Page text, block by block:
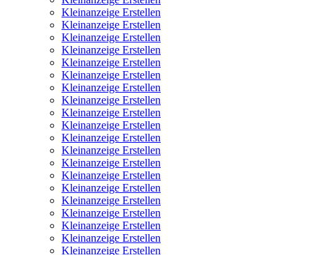
Kleinanzeige Erstellen
Kleinanzeige Erstellen
Kleinanzeige Erstellen
Kleinanzeige Erstellen
Kleinanzeige Erstellen
Kleinanzeige Erstellen
Kleinanzeige Erstellen
Kleinanzeige Erstellen
Kleinanzeige Erstellen
Kleinanzeige Erstellen
Kleinanzeige Erstellen
Kleinanzeige Erstellen
Kleinanzeige Erstellen
Kleinanzeige Erstellen
Kleinanzeige Erstellen
Kleinanzeige Erstellen
Kleinanzeige Erstellen
Kleinanzeige Erstellen
Kleinanzeige Erstellen
Kleinanzeige Erstellen